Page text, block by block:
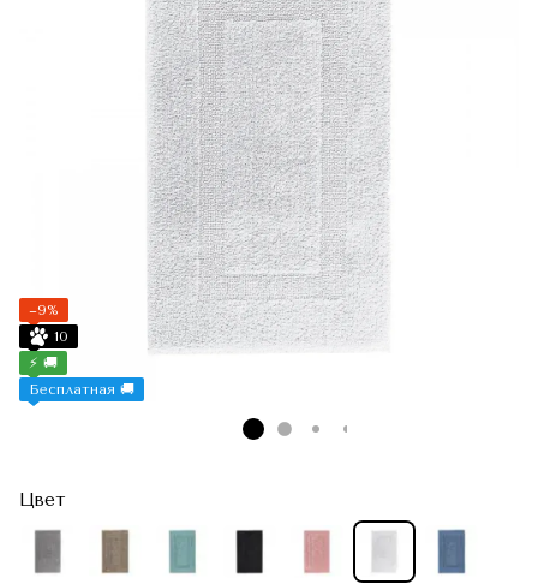
−9%
10
⚡ 🚚
Бесплатная 🚚
Цвет